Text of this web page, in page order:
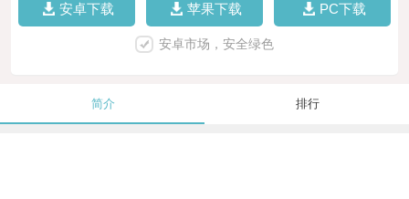
安卓下载 苹果下载 PC下载
安卓市场，安全绿色
简介 排行